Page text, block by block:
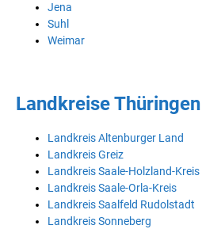
Jena
Suhl
Weimar
Landkreise Thüringen
Landkreis Altenburger Land
Landkreis Greiz
Landkreis Saale-Holzland-Kreis
Landkreis Saale-Orla-Kreis
Landkreis Saalfeld Rudolstadt
Landkreis Sonneberg